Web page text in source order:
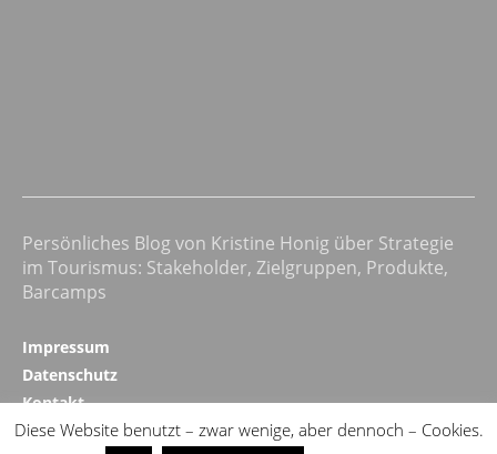
Persönliches Blog von Kristine Honig über Strategie
im Tourismus: Stakeholder, Zielgruppen, Produkte,
Barcamps
Impressum
Datenschutz
Kontakt
Realizing Progress ↗
Diese Website benutzt – zwar wenige, aber dennoch – Cookies.